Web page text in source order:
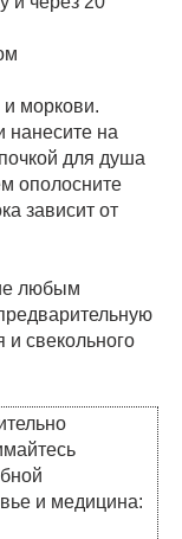
и моркови.
на
для душа
ополосните
зависит от
любым
и свекольного
и медицина: